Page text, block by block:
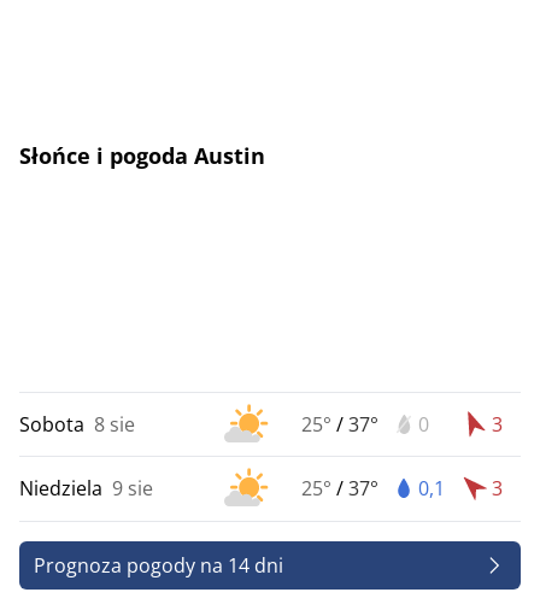
Słońce i pogoda Austin
Sobota 8 sie 25° /37° 0 3
Niedziela 9 sie 25° /37° 0,1 3
Prognoza pogody na 14 dni